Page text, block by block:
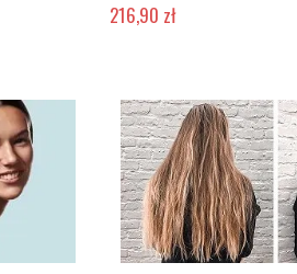
216,90 zł